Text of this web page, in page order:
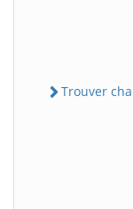
Trouver